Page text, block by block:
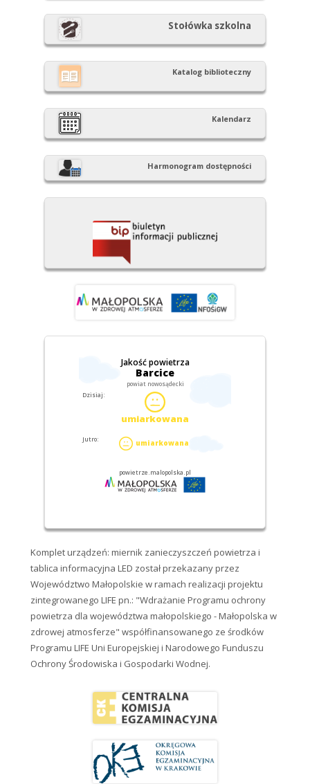
Stołówka szkolna
Katalog biblioteczny
Kalendarz
Harmonogram dostępności
Komplet urządzeń: miernik zanieczyszczeń powietrza i
tablica informacyjna LED został przekazany przez
Województwo Małopolskie w ramach realizacji projektu
zintegrowanego LIFE pn.: "Wdrażanie Programu ochrony
powietrza dla województwa małopolskiego - Małopolska w
zdrowej atmosferze" współfinansowanego ze środków
Programu LIFE Uni Europejskiej i Narodowego Funduszu
Ochrony Środowiska i Gospodarki Wodnej.